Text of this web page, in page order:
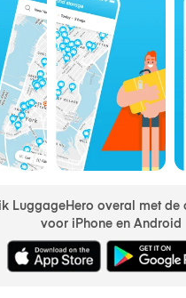
LuggageHero overal met
voor iPhone en Android